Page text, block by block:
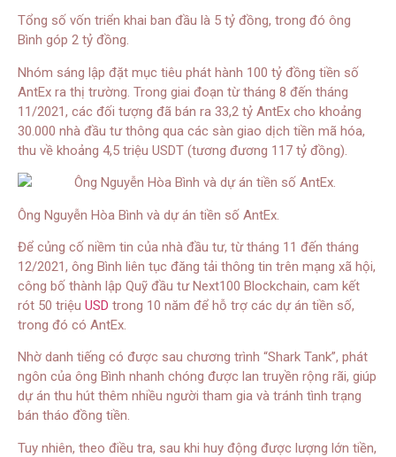
Tổng số vốn triển khai ban đầu là 5 tỷ đồng, trong đó ông
Bình góp 2 tỷ đồng.
Nhóm sáng lập đặt mục tiêu phát hành 100 tỷ đồng tiền số
AntEx ra thị trường. Trong giai đoạn từ tháng 8 đến tháng
11/2021, các đối tượng đã bán ra 33,2 tỷ AntEx cho khoảng
30.000 nhà đầu tư thông qua các sàn giao dịch tiền mã hóa,
thu về khoảng 4,5 triệu USDT (tương đương 117 tỷ đồng).
Ông Nguyễn Hòa Bình và dự án tiền số AntEx.
Để củng cố niềm tin của nhà đầu tư, từ tháng 11 đến tháng
12/2021, ông Bình liên tục đăng tải thông tin trên mạng xã hội,
công bố thành lập Quỹ đầu tư Next100 Blockchain, cam kết
rót 50 triệu USD trong 10 năm để hỗ trợ các dự án tiền số,
trong đó có AntEx.
Nhờ danh tiếng có được sau chương trình “Shark Tank”, phát
ngôn của ông Bình nhanh chóng được lan truyền rộng rãi, giúp
dự án thu hút thêm nhiều người tham gia và tránh tình trạng
bán tháo đồng tiền.
Tuy nhiên, theo điều tra, sau khi huy động được lượng lớn tiền,